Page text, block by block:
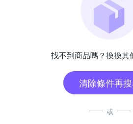
找不到商品嗎？換換其
清除條件再
或